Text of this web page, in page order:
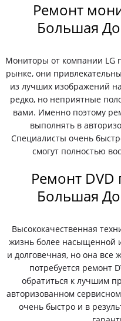
Ремонт
Большая
Мониторы от компании LG
рынке, они
из лучших изображений
редко, но неприятные
вами. Именно поэтому
выполнять в
Специалисты очень
смогут полностью
Ремонт DVD
Большая
Высококачественная
жизнь более насыщенной
и долговечная, но она все
потребуется ремонт
обратиться к лучшим
авторизованном
очень быстро и в